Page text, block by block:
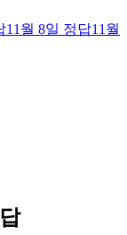
11월 8일 정답11월